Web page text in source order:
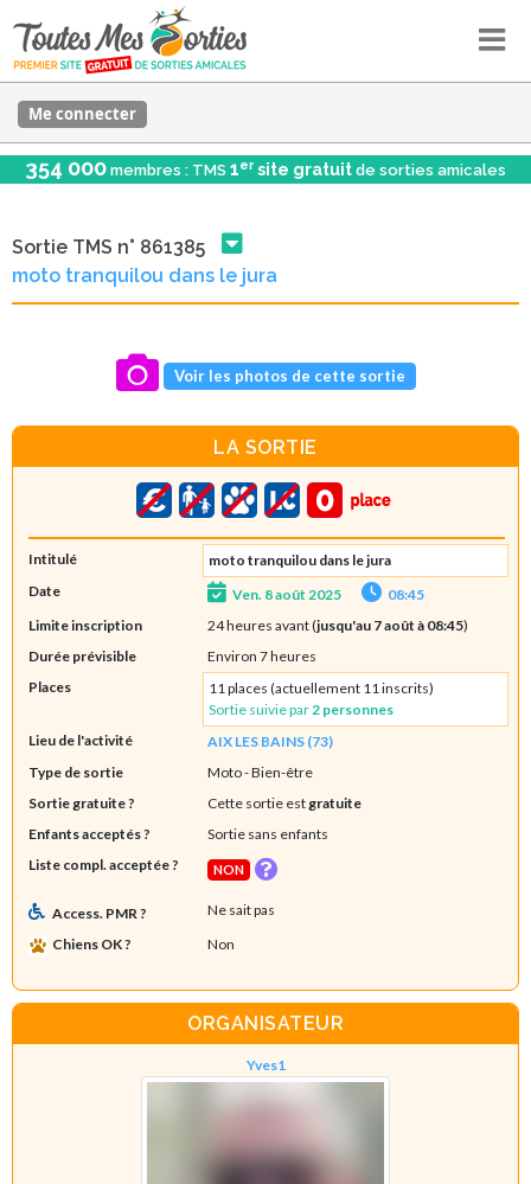
Me connecter
354 000 membres : TMS 1er site gratuit de sorties amicales
Sortie TMS n° 861385
moto tranquilou dans le jura
Voir les photos de cette sortie
LA SORTIE
Intitulé
moto tranquilou dans le jura
Date
Ven. 8 août 2025
08:45
Limite inscription
24 heures avant (jusqu'au 7 août à 08:45)
Durée prévisible
Environ 7 heures
Places
11 places (actuellement 11 inscrits)
Sortie suivie par 2 personnes
Lieu de l'activité
AIX LES BAINS (73)
Type de sortie
Moto- Bien-être
Sortie gratuite ?
Cette sortie est gratuite
Enfants acceptés ?
Sortie sans enfants
Liste compl. acceptée ?
NON
Access. PMR ?
Ne sait pas
Chiens OK ?
Non
ORGANISATEUR
Yves1